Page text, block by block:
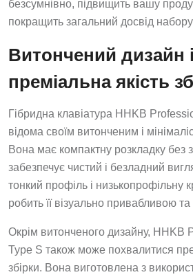
безсумнівно, підвищить вашу
покращить загальний досвід набору
Витончений дизайн і
преміальна якість
Гібридна клавіатура HHKB
відома своїм витонченим і
Вона має компактну розкладку без
забезпечує чистий і безладний
тонкий профіль і низькопрофільну
робить її візуально привабливою
Окрім витонченого дизайну, HHKB
Type S також може похвалитися
збірки. Вона виготовлена з